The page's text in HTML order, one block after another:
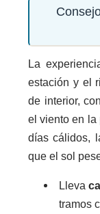
La
estación y el
de interior,
el viento en la
días cálidos,
que el sol
Lleva
tramos